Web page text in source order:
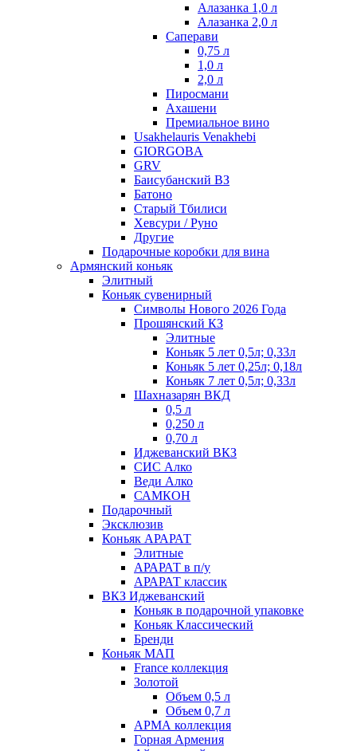
Алазанка 1,0 л
Алазанка 2,0 л
Саперави
0,75 л
1,0 л
2,0 л
Пиросмани
Ахашени
Премиальное вино
Usakhelauris Venakhebi
GIORGOBA
GRV
Баисубанский ВЗ
Батоно
Старый Тбилиси
Хевсури / Руно
Другие
Подарочные коробки для вина
Армянский коньяк
Элитный
Коньяк сувенирный
Символы Нового 2026 Года
Прошянский КЗ
Элитные
Коньяк 5 лет 0,5л; 0,33л
Коньяк 5 лет 0,25л; 0,18л
Коньяк 7 лет 0,5л; 0,33л
Шахназарян ВКД
0,5 л
0,250 л
0,70 л
Иджеванский ВКЗ
СИС Алко
Веди Алко
САМКОН
Подарочный
Эксклюзив
Коньяк АРАРАТ
Элитные
АРАРАТ в п/у
АРАРАТ классик
ВКЗ Иджеванский
Коньяк в подарочной упаковке
Коньяк Классический
Бренди
Коньяк МАП
France коллекция
Золотой
Объем 0,5 л
Объем 0,7 л
АРМА коллекция
Горная Армения